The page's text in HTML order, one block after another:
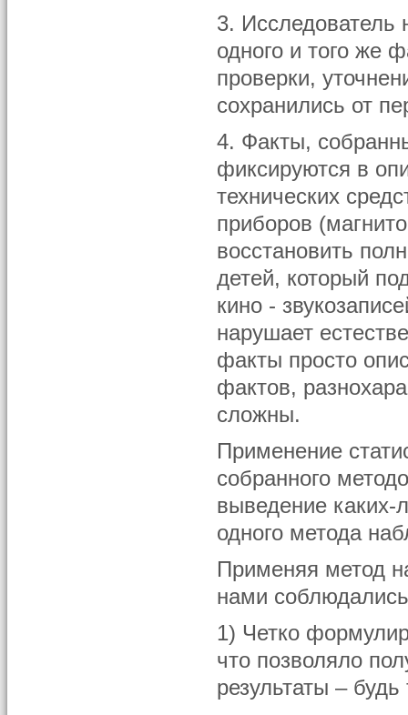
3. Исследователь
одного и того же
проверки,
сохранились от
4. Факты,
фиксируются в
технических
приборов
восстановить
детей, который
кино -
нарушает
факты просто
фактов,
сложны.
Применение
собранного
выведение каких-
одного метода
Применяя метод
нами
1) Четко
что позволяло
результаты –